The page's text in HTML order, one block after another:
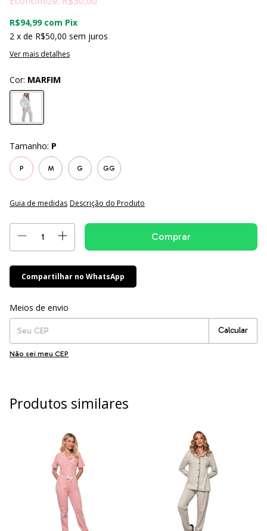
R$94,99 com Pix
2 x de R$50,00 sem juros
Ver mais detalhes
Cor: MARFIM
Tamanho: P
P M G GG
Guia de medidas Descrição do Produto
Compartilhar no WhatsApp
Entregas para o CEP:
Meios de envio
Calcular
Não sei meu CEP
Produtos similares